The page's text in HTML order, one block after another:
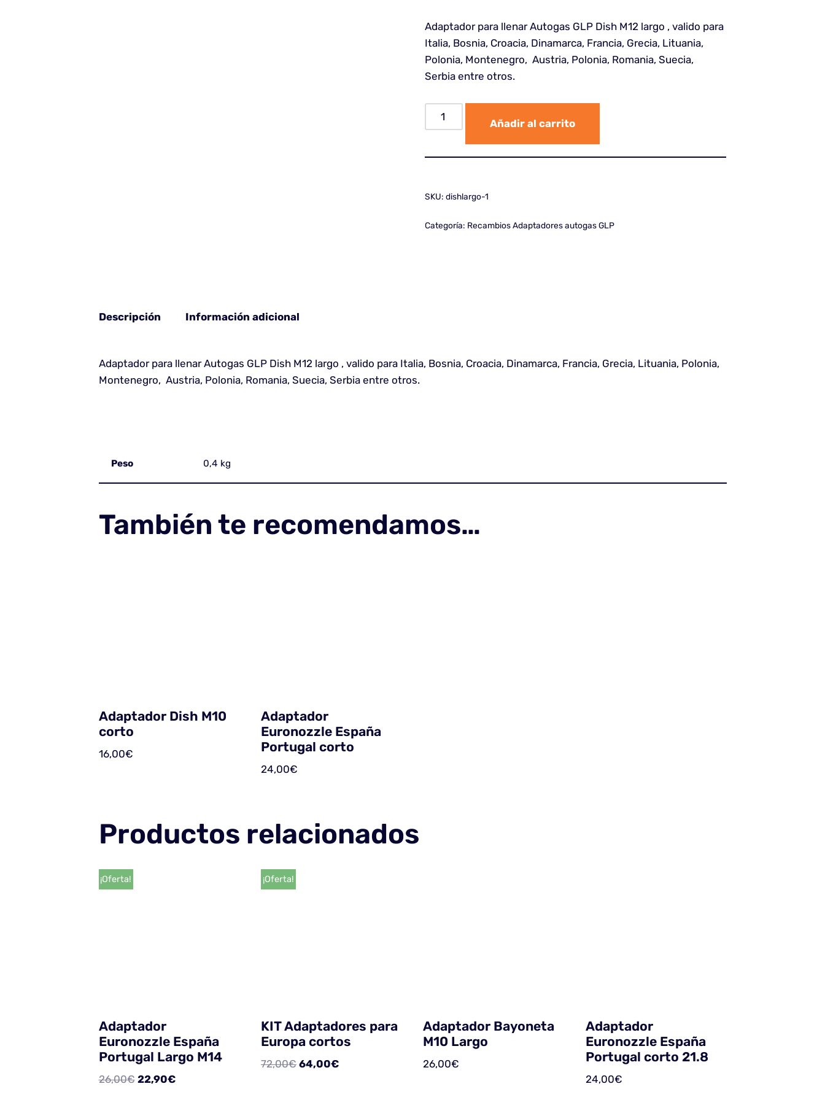
Adaptador para llenar Autogas GLP Dish M12 largo , valido para
Italia, Bosnia, Croacia, Dinamarca, Francia, Grecia, Lituania,
Polonia, Montenegro, Austria, Polonia, Romania, Suecia,
Serbia entre otros.
Añadir al carrito
SKU:dishlargo-1
Categoría: Recambios Adaptadores autogas GLP
Descripción Información adicional
Adaptador para llenar Autogas GLP Dish M12 largo , valido para Italia, Bosnia, Croacia, Dinamarca, Francia, Grecia, Lituania, Polonia,
Montenegro, Austria, Polonia, Romania, Suecia, Serbia entre otros.
Peso 0,4 kg
También te recomendamos…
Adaptador Dish M10
corto
16,00€
Adaptador
Euronozzle España
Portugal corto
24,00€
Productos relacionados
¡Oferta!
Adaptador
Euronozzle España
Portugal Largo M14
26,00€ 22,90€
¡Oferta!
KIT Adaptadores para
Europa cortos
72,00€ 64,00€
Adaptador Bayoneta
M10 Largo
26,00€
Adaptador
Euronozzle España
Portugal corto 21.8
24,00€